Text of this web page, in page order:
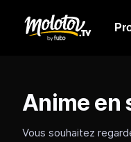
Anime en
Vous souhaitez